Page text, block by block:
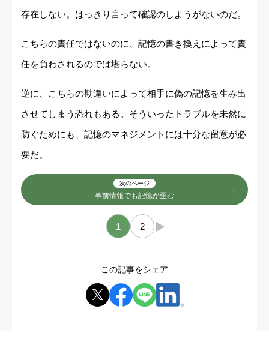
存在しない。はっきり言って確認のしようがないのだ。
こちらの責任ではないのに、記憶の書き換えによって責
任を負わされるのでは堪らない。
逆に、こちらの勘違いによって相手に偽の記憶を生み出
させてしまう恐れもある。そういったトラブルを未然に
防ぐためにも、記憶のマネジメントには十分な留意が必
要だ。
次のページ
事前情報でも記憶が歪む
1 2 →
この記事をシェア